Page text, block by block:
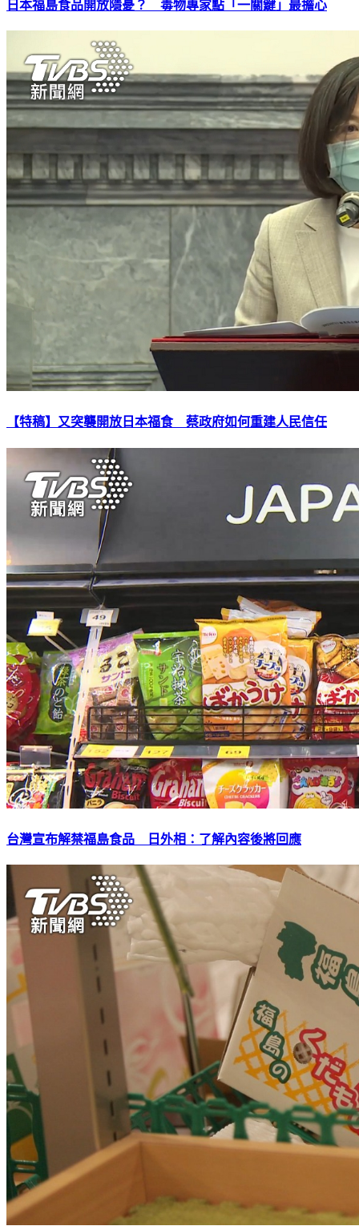
日本福島食品開放隱憂？ 毒物專家點「一關鍵」最擔心
【特稿】又突襲開放日本福食 蔡政府如何重建人民信任
台灣宣布解禁福島食品 日外相：了解內容後將回應